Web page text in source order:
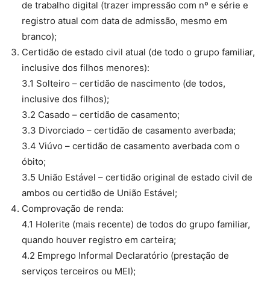
de trabalho digital (trazer impressão com nº e série e
registro atual com data de admissão, mesmo em
branco);
Certidão de estado civil atual (de todo o grupo familiar,
inclusive dos filhos menores):
3.1 Solteiro – certidão de nascimento (de todos,
inclusive dos filhos);
3.2 Casado – certidão de casamento;
3.3 Divorciado – certidão de casamento averbada;
3.4 Viúvo – certidão de casamento averbada com o
óbito;
3.5 União Estável – certidão original de estado civil de
ambos ou certidão de União Estável;
Comprovação de renda:
4.1 Holerite (mais recente) de todos do grupo familiar,
quando houver registro em carteira;
4.2 Emprego Informal Declaratório (prestação de
serviços terceiros ou MEI);